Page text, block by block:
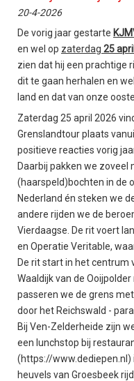
20-4-2026
De vorig jaar gestarte
en wel op zaterdag 25 apri
zien dat hij een prachtige
dit te gaan herhalen en
land en dat van onze
Zaterdag 25 april 2026
Grenslandtour plaats
positieve reacties vorig
Daarbij pakken we zoveel
(haarspeld)bochten in de
Nederland én steken we
andere rijden we de
Vierdaagse. De rit voert
en Operatie Veritable,
De rit start in het centrum
Waaldijk van de
passeren we de grens
door het Reichswald -
Bij Ven-Zelderheide zijn
een lunchstop bij
(https://www.dediepen.nl)
heuvels van Groesbeek